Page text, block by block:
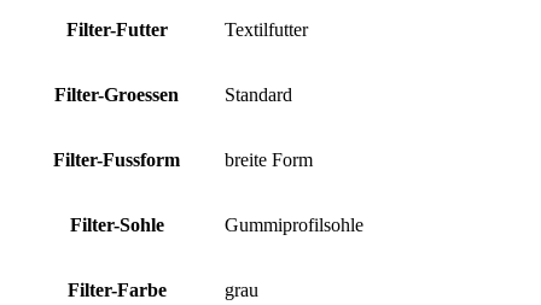
Filter-Futter Textilfutter
Filter-Groessen Standard
Filter-Fussform breite Form
Filter-Sohle Gummiprofilsohle
Filter-Farbe grau